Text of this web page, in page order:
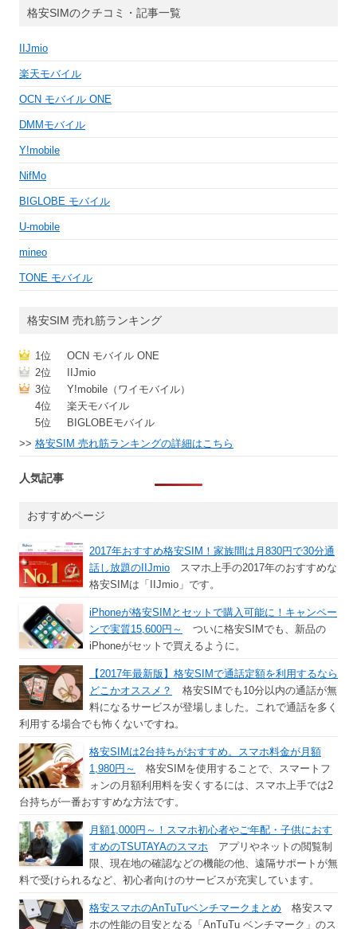
格安SIMのクチコミ・記事一覧
IIJmio
楽天モバイル
OCN モバイル ONE
DMMモバイル
Y!mobile
NifMo
BIGLOBE モバイル
U-mobile
mineo
TONE モバイル
格安SIM 売れ筋ランキング
1位
OCN モバイル ONE
2位
IIJmio
3位
Y!mobile（ワイモバイル）
4位
楽天モバイル
5位
BIGLOBEモバイル
>> 格安SIM 売れ筋ランキングの詳細はこちら
人気記事
おすすめページ
2017年おすすめ格安SIM！家族間は月830円で30分通
話し放題のIIJmio スマホ上手の2017年のおすすめな
格安SIMは「IIJmio」です。
iPhoneが格安SIMとセットで購入可能に！キャンペー
ンで実質15,600円～
ついに格安SIMでも、新品の
iPhoneがセットで買えるように。
【2017年最新版】格安SIMで通話定額を利用するなら
どこかオススメ？
格安SIMでも10分以内の通話が無
料になるサービスが登場しました。これで通話を多く
利用する場合でも怖くないですね。
格安SIMは2台持ちがおすすめ。スマホ料金が月額
1,980円～
格安SIMを使用することで、スマートフ
ォンの月額利用料を安くするには、スマホ上手では2
台持ちが一番おすすめな方法です。
月額1,000円～！スマホ初心者やご年配・子供におす
すめのTSUTAYAのスマホ アプリやネットの閲覧制
限、現在地の確認などの機能の他、遠隔サポートが無
料で受けられるなど、初心者向けのサービスが充実しています。
格安スマホのAnTuTuベンチマークまとめ 格安スマ
ホの性能の目安となる「AnTuTu ベンチマーク」のス